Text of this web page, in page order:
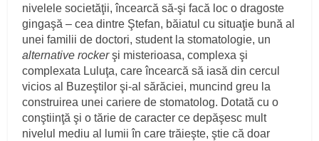
nivelele societăţii, încearcă să-şi facă loc o dragoste
gingaşă – cea dintre Ştefan, băiatul cu situaţie bună al
unei familii de doctori, student la stomatologie, un
alternative rockerşi misterioasa, complexa şi
complexata Luluţa, care încearcă să iasă din cercul
vicios al Buzeştilor şi-al sărăciei, muncind greu la
construirea unei cariere de stomatolog. Dotată cu o
conştiinţă şi o tărie de caracter ce depăşesc mult
nivelul mediu al lumii în care trăieşte, ştie că doar